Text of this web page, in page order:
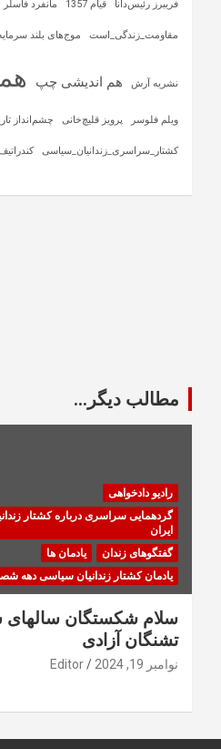
فریبرز رئیس‌دانا قیام 1357 مانفرد فاسلر
مقاومت_زندگی_است موج‌های بلند
نشریه آرش هم اندیشی چپ
ویلم فلوسر پرویز قلیچ‌خانی چشم‌انداز
کشتار_سراسری_زندانیان_سیاسی
مطالب دیگر...
رادیو دادخواهی
گردهمایی سراسری درباره کشتار
ایران
گفتگوهای زندان
یادمان ها
یادمان کشتار زندانیان سیاسی دهه
سلام شکستگان سالهای
تشنگان آزادی
نوامبر 19, 2024 Editor